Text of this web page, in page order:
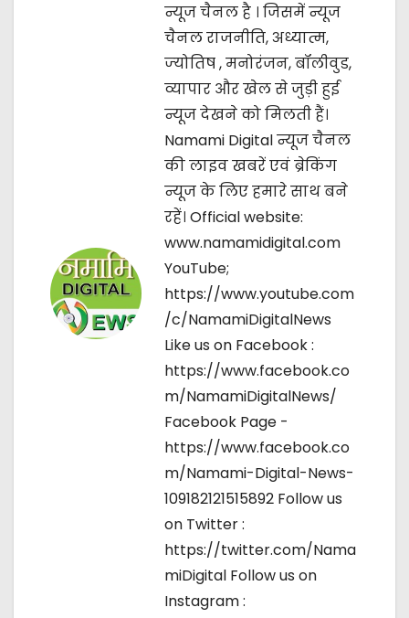
न्यूज चैनल है । जिसमें न्यूज
चैनल राजनीति, अध्यात्म,
ज्‍योतिष , मनोरंजन, बॉलीवुड,
व्यापार और खेल से जुड़ी हुई
न्यूज देखने को मिलती हैं।
Namami Digital न्यूज चैनल
की लाइव खबरें एवं ब्रेकिंग
न्यूज के लिए हमारे साथ बने
रहें। Official website:
www.namamidigital.com
YouTube;
https://www.youtube.com
/c/NamamiDigitalNews
Like us on Facebook :
https://www.facebook.co
m/NamamiDigitalNews/
Facebook Page -
https://www.facebook.co
m/Namami-Digital-News-
109182121515892 Follow us
on Twitter :
https://twitter.com/Nama
miDigital Follow us on
Instagram :